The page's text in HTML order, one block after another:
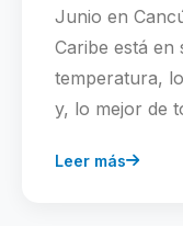
Junio en
Caribe está en
temperatura,
y, lo mejor de
Leer más